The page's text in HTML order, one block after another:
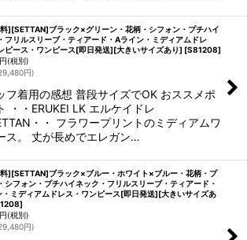
][SETTAN]ブラック×グリーン・花柄・シフォン・プチハイ
フリルスリーブ・ティアード・Aライン・ミディアムドレ
ピース・ワンピース[即日発送][大きいサイズあり] [S81208]
円(税別)
円)
フ着用の感想 普段サイズでOK おススメポ
・・ERUKEI LK エルケイドレ
・・ フラワープリントのミディアムワ
ス。 丈が長めでエレガン…
][SETTAN]ブラック×ブルー・ホワイト×ブルー・花柄・プ
シフォン・プチハイネック・フリルスリーブ・ティアード・
・ミディアムドレス・ワンピース[即日発送][大きいサイズあ
]
円(税別)
円)